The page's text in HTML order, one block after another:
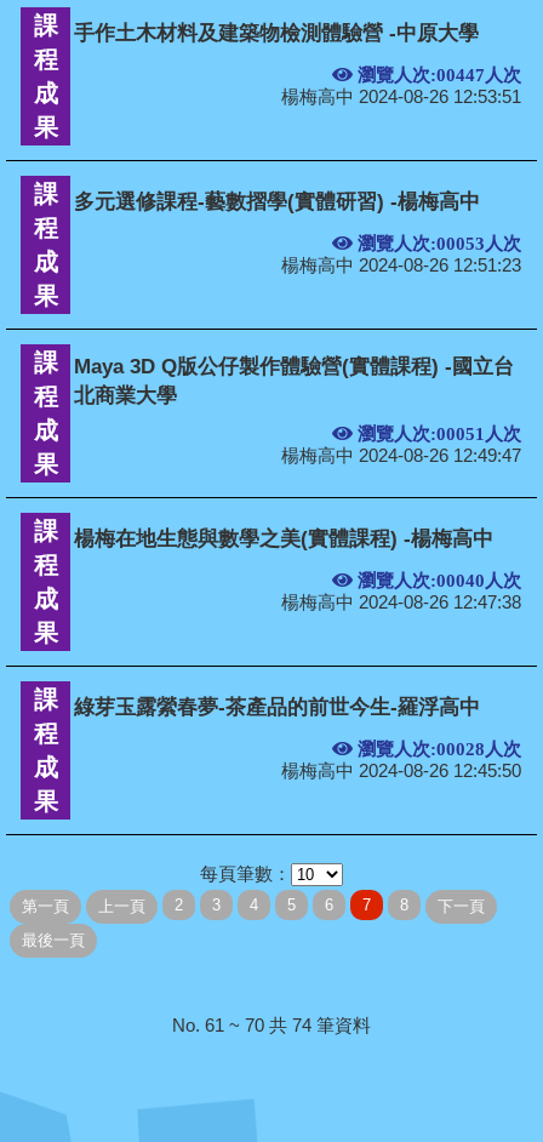
課
程
成
果
手作土木材料及建築物檢測體驗營 -中原大學
瀏覽人次:00447人次
楊梅高中 2024-08-26 12:53:51
課
程
成
果
多元選修課程-藝數摺學(實體研習) -楊梅高中
瀏覽人次:00053人次
楊梅高中 2024-08-26 12:51:23
課
程
成
果
Maya 3D Q版公仔製作體驗營(實體課程) -國立台
北商業大學
瀏覽人次:00051人次
楊梅高中 2024-08-26 12:49:47
課
程
成
果
楊梅在地生態與數學之美(實體課程) -楊梅高中
瀏覽人次:00040人次
楊梅高中 2024-08-26 12:47:38
課
程
成
果
綠芽玉露縈春夢-茶產品的前世今生-羅浮高中
瀏覽人次:00028人次
楊梅高中 2024-08-26 12:45:50
每頁筆數：
No. 61 ~ 70 共 74 筆資料